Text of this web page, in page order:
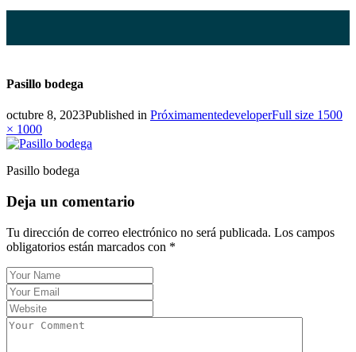
Pasillo bodega
octubre 8, 2023Published in PróximamentedeveloperFull
Full size 1500
× 1000
Pasillo bodega
Deja un comentario
Tu dirección de correo electrónico no será publicada. Los campos
obligatorios están marcados con *